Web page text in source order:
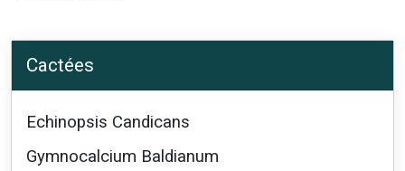
Cactées
Echinopsis Candicans
Gymnocalcium Baldianum